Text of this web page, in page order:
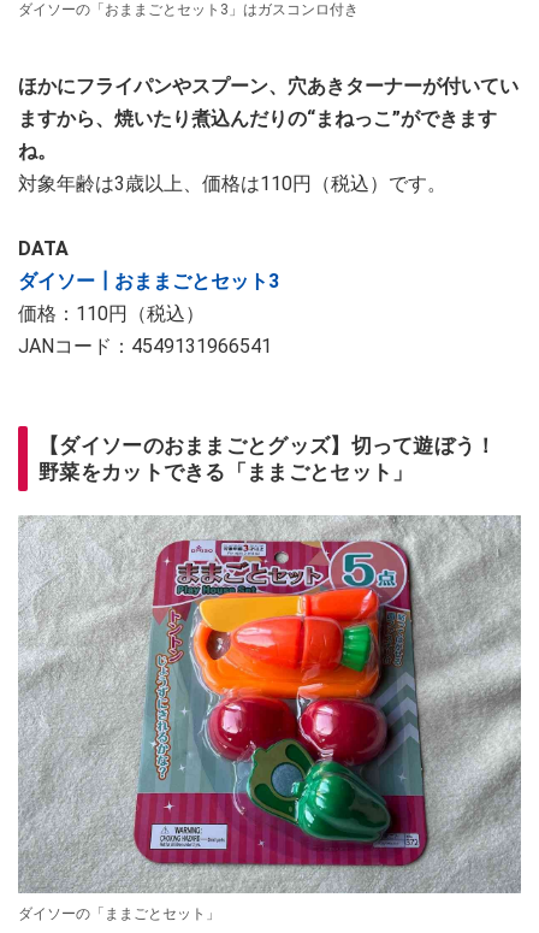
ダイソーの「おままごとセット3」はガスコンロ付き
ほかにフライパンやスプーン、穴あきターナーが付いてい
ますから、焼いたり煮込んだりの“まねっこ”ができます
ね。
対象年齢は3歳以上、価格は110円（税込）です。
DATA
ダイソー┃おままごとセット3
価格：110円（税込）
JANコード：4549131966541
【ダイソーのおままごとグッズ】切って遊ぼう！
野菜をカットできる「ままごとセット」
ダイソーの「ままごとセット」